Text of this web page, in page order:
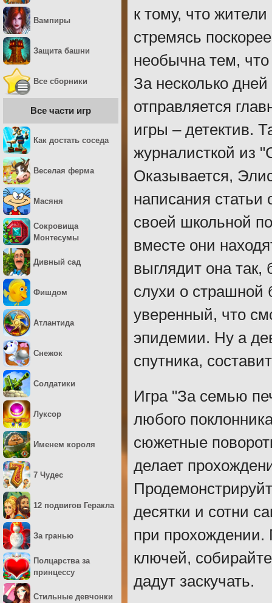
к тому, что
стремясь
необычна тем,
За несколько
отправляется
игры – детектив.
журналисткой из
Оказывается,
написания
своей школьной
вместе они
выглядит она
слухи о страшной
уверенный, что
эпидемии. Ну а
спутника,
Игра "За семью
любого
сюжетные
делает
десятки и сотни
при прохождении.
ключей,
дадут заскучать.
Вампиры
Защита башни
Все сборники
Все части игр
Как достать соседа
Веселая ферма
Масяня
Сокровища
Монтесумы
Дивный сад
Фишдом
Атлантида
Снежок
Солдатики
Луксор
Именем короля
7 Чудес
12 подвигов Геракла
За гранью
Полцарства за
принцессу
Стильные девчонки